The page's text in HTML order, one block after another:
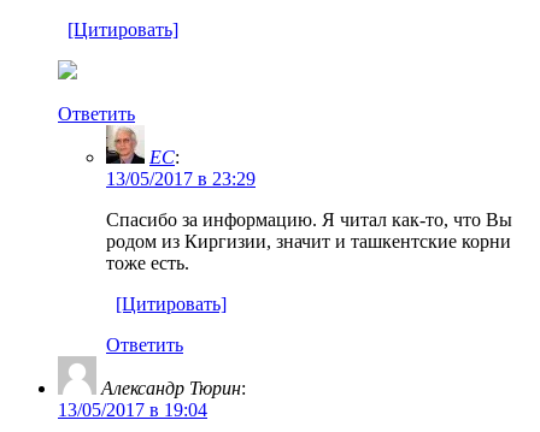
[Цитировать]
Ответить
EC:
13/05/2017 в 23:29
Спасибо за информацию. Я читал как-то, что Вы
родом из Киргизии, значит и ташкентские корни
тоже есть.
[Цитировать]
Ответить
Александр Тюрин:
13/05/2017 в 19:04